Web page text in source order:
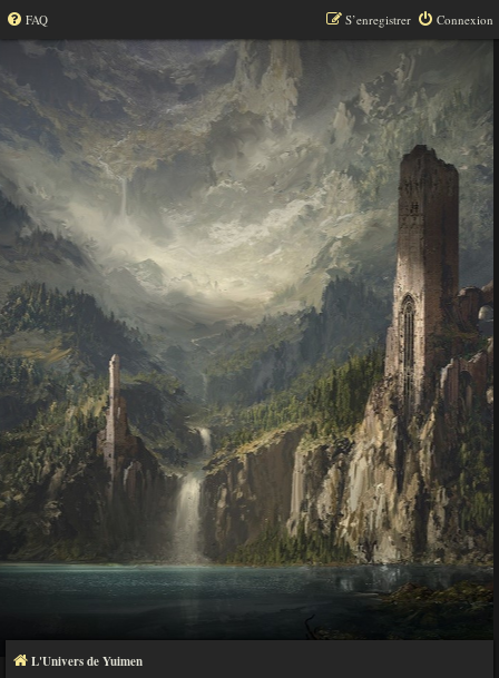
FAQ Connexion
S’enregistrer
L'Univers de Yuimen